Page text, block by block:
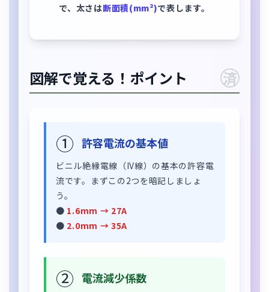
で、太さは断面積(mm²)で表します。
図解で覚える！ポイント 済
① 許容電流の基本値
ビニル絶縁電線（IV線）の基本の許容電
流です。まずこの2つを暗記しましょ
う。
● 1.6mm → 27A
● 2.0mm → 35A
② 電流減少係数